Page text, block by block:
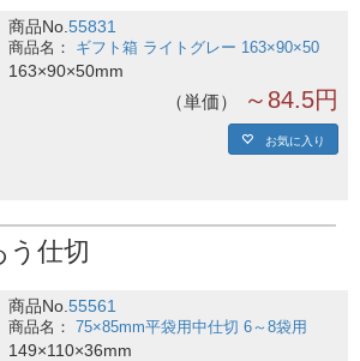
商品No.55831
ギフト箱 ライトグレー 163×90×50
163×90×50mm
単価 ～84.5円
お気に入り
う仕切
商品No.55561
75×85mm平袋用中仕切 6～8袋用
149×110×36mm